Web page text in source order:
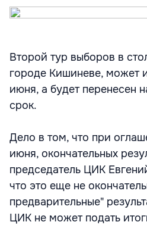
Второй тур выборов в
городе Кишиневе, может
июня, а будет перенесен
срок.
Дело в том, что при
июня, окончательных
председатель ЦИК
что это еще не
предварительные"
ЦИК не может подать